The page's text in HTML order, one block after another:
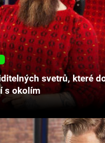
prima+
svetrů, které
s okolím